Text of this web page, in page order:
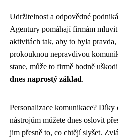
Udržitelnost a odpovědné
Agentury pomáhají firmám
aktivitách tak, aby to byla
prokouknou nepravdivou
stane, může to firmě hodně
dnes naprostý základ.
Personalizace komunikace?
nástrojům můžete dnes oslovit
jim přesně to, co chtějí slyšet.